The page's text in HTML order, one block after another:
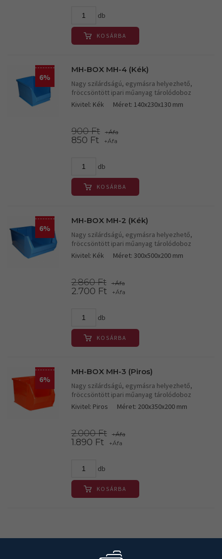
db
KOSÁRBA
6%
MH-BOX MH-4 (Kék)
Nagy szilárdságú, egymásra helyezhető,
fröccsöntött ipari műanyag tárolódoboz
Kivitel: Kék
Méret: 140x230x130 mm
900 Ft +Áfa
850 Ft +Áfa
db
KOSÁRBA
6%
MH-BOX MH-2 (Kék)
Nagy szilárdságú, egymásra helyezhető,
fröccsöntött ipari műanyag tárolódoboz
Kivitel: Kék
Méret: 300x500x200 mm
2.860 Ft +Áfa
2.700 Ft +Áfa
db
KOSÁRBA
6%
MH-BOX MH-3 (Piros)
Nagy szilárdságú, egymásra helyezhető,
fröccsöntött ipari műanyag tárolódoboz
Kivitel: Piros
Méret: 200x350x200 mm
2.000 Ft +Áfa
1.890 Ft +Áfa
db
KOSÁRBA